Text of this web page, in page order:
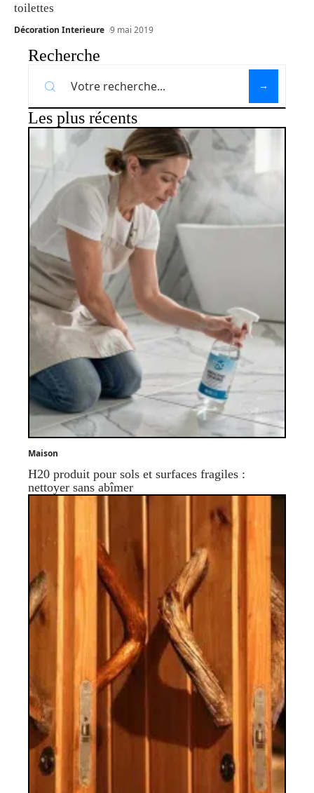
toilettes
Décoration Interieure 9 mai 2019
Recherche
Les plus récents
Maison
H20 produit pour sols et surfaces fragiles :
nettoyer sans abîmer